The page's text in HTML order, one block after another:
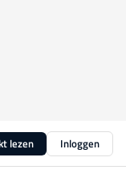
lezen Inloggen